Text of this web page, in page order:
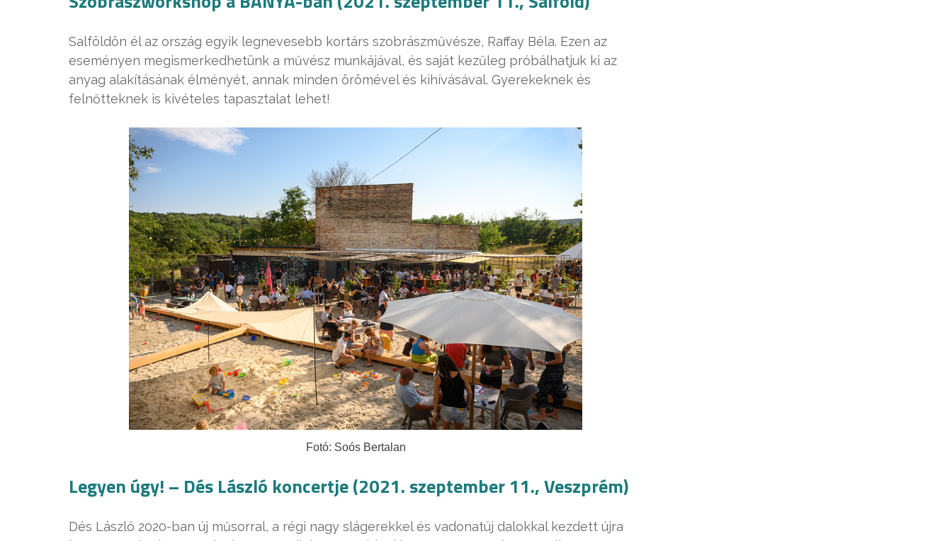
Salföldön él az ország egyik legnevesebb kortárs szobrászművésze, Raffay Béla. Ezen az
eseményen megismerkedhetünk a művész munkájával, és saját kezűleg próbálhatjuk ki az
anyag alakításának élményét, annak minden örömével és kihívásával. Gyerekeknek és
felnőtteknek is kivételes tapasztalat lehet!
Fotó: Soós Bertalan
Legyen úgy! – Dés László koncertje (2021. szeptember 11., Veszprém)
Dés László 2020-ban új műsorral, a régi nagy slágerekkel és vadonatúj dalokkal kezdett újra